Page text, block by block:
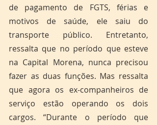
de pagamento de FGTS, férias e
motivos de saúde, ele saiu do
transporte público. Entretanto,
ressalta que no período que esteve
na Capital Morena, nunca precisou
fazer as duas funções. Mas ressalta
que agora os ex-companheiros de
serviço estão operando os dois
cargos. “Durante o período que